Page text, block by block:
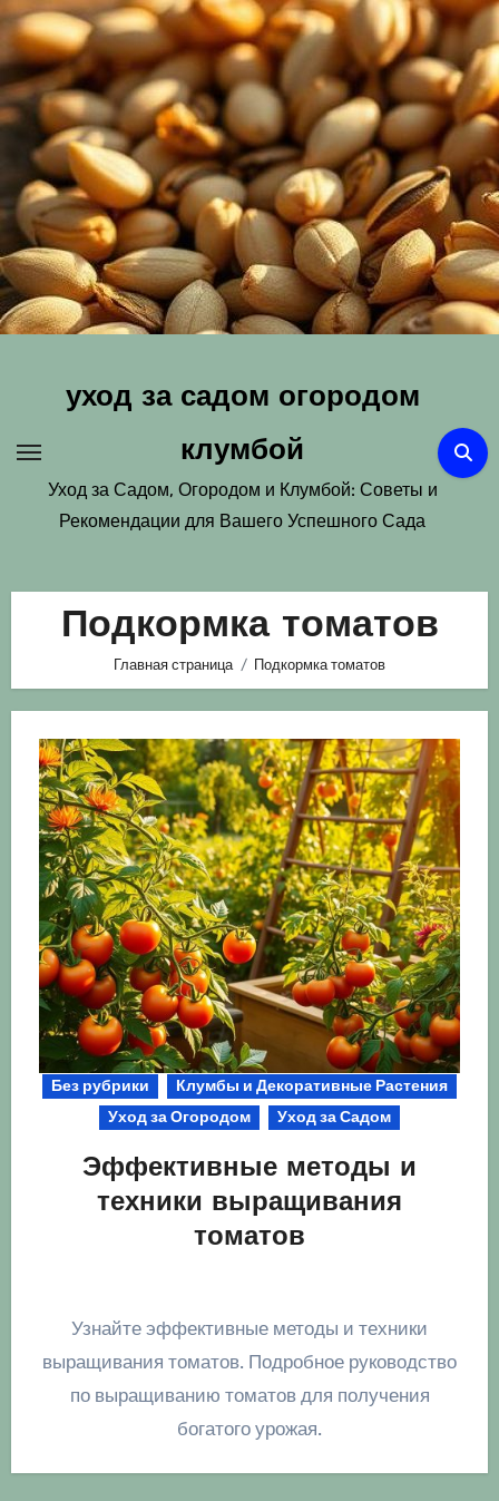
Перейти
содержимому
уход за садом огородом
клумбой
Уход за Садом, Огородом и Клумбой: Советы и
Рекомендации для Вашего Успешного Сада
Подкормка томатов
Главная страница Подкормка томатов
Без рубрики
Клумбы и Декоративные Растения
Уход за Огородом
Уход за Садом
Эффективные методы и
техники выращивания
томатов
Узнайте эффективные методы и техники
выращивания томатов. Подробное руководство
по выращиванию томатов для получения
богатого урожая.